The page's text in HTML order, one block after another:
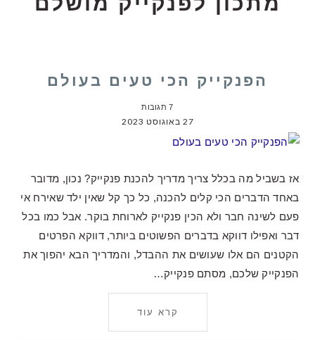
הפנקייק הכי טעים בעולם
7 תגובות
27 באוגוסט 2023
אז בשביל מה בכלל צריך מדריך להכנת פנקייק? נכון, מדובר
באחד הדברים הכי קלים להכנה, כל כך קל שאין ילד שאירח אי
פעם לשינה חבר ולא הכין פנקייק לארוחת בוקר. אבל כמו בכל
דבר ואפילו דווקא בדברים הפשוטים ביותר, דווקא הפרטים
הקטנים הם אלו שעושים את ההבדל, והמדריך הבא יהפוך את
הפנקייק שלכם, מסתם פנקייק…
קרא עוד